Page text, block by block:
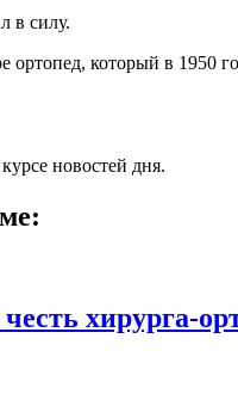
в силу.
который в 1950
новостей дня.
хирурга-